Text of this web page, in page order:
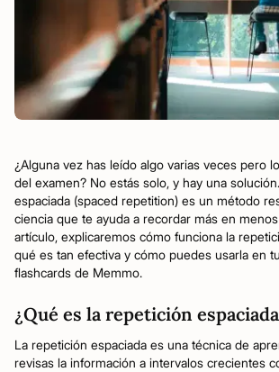
¿Alguna vez has leído algo varias veces pero
del examen? No estás solo, y hay una
espaciada (spaced repetition) es un método
ciencia que te ayuda a recordar más en
artículo, explicaremos cómo funciona la
qué es tan efectiva y cómo puedes usarla en
flashcards de Memmo.
¿Qué es la repetición
La repetición espaciada es una técnica de
revisas la información a intervalos crecientes